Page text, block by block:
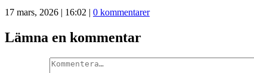
17 mars, 2026 | 16:02 | 0 kommentarer
Lämna en kommentar